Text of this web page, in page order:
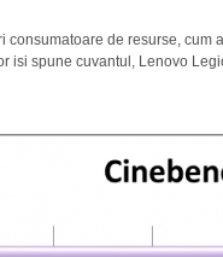
consumatoare de resurse, cum
isi spune cuvantul, Lenovo